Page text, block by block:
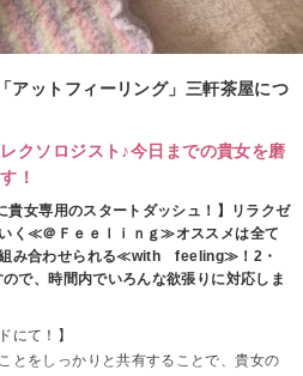
アットフィーリング」三軒茶屋につ
クソロジスト♪今日までの貴女を磨
！
貴女専用のスタートダッシュ！】リラクゼ
く≪＠Ｆｅｅｌｉｎｇ≫オススメは全て
組み合わせられる≪with feeling≫！2・
で、時間内でいろんな欲張りに対応しま
にて！】
とをしっかりと共有することで、貴女の